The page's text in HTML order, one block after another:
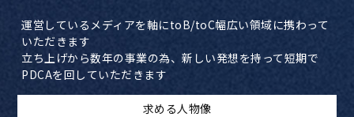
運営しているメディアを軸にtoB/toC幅広い領域に携わって
いただきます
立ち上げから数年の事業の為、新しい発想を持って短期で
PDCAを回していただきます
​求める人物像